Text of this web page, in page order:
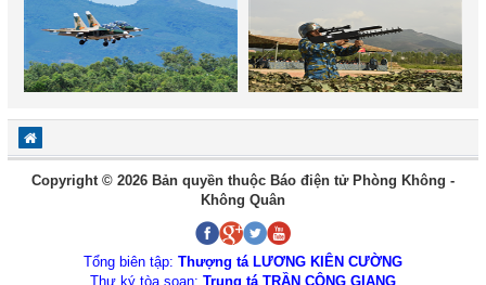
Copyright © 2026 Bản quyền thuộc Báo điện tử Phòng Không -
Không Quân
Tổng biên tập: Thượng tá LƯƠNG KIÊN CƯỜNG
Thư ký tòa soạn: Trung tá TRẦN CÔNG GIANG